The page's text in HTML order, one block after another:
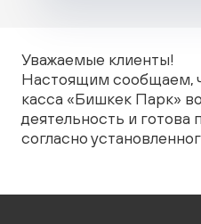
Уважаемые клиенты!
Настоящим сообщаем,
касса «Бишкек Парк»
деятельность и готова
согласно